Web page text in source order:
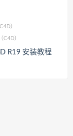
）
C4D）
R19 安装教程